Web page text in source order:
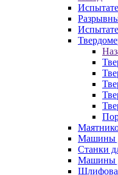
Машины
Станки
Машины